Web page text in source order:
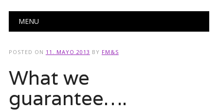
Main menu
MENU
POSTED ON 11. MAYO 2013 BY FM&S
What we
guarantee….